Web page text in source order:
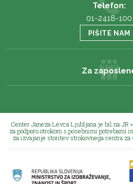
Telefon:
01-2418-100
PIŠITE NAM
Za
Center Janeza Levca Ljubljana je bil na
za podporo otrokom s posebnimi potrebami
za izvajanje storitev strokovnega centra